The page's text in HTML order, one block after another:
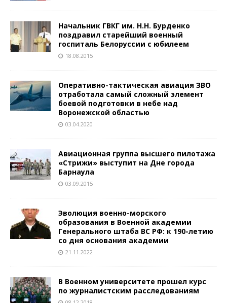
Начальник ГВКГ им. Н.Н. Бурденко
поздравил старейший военный
госпиталь Белоруссии с юбилеем
18.08.2015
Оперативно-тактическая авиация ЗВО
отработала самый сложный элемент
боевой подготовки в небе над
Воронежской областью
03.04.2020
Авиационная группа высшего пилотажа
«Стрижи» выступит на Дне города
Барнаула
03.09.2015
Эволюция военно-морского
образования в Военной академии
Генерального штаба ВС РФ: к 190-летию
со дня основания академии
21.11.2022
В Военном университете прошел курс
по журналистским расследованиям